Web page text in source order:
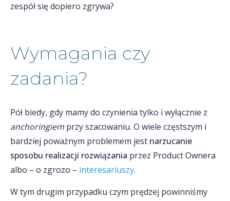
zespół się dopiero zgrywa?
Wymagania czy
zadania?
Pół biedy, gdy mamy do czynienia tylko i wyłącznie z
anchoringiem przy szacowaniu. O wiele częstszym i
bardziej poważnym problemem jest narzucanie
sposobu realizacji rozwiązania przez Product Ownera
albo – o zgrozo – interesariuszy.
W tym drugim przypadku czym prędzej powinniśmy